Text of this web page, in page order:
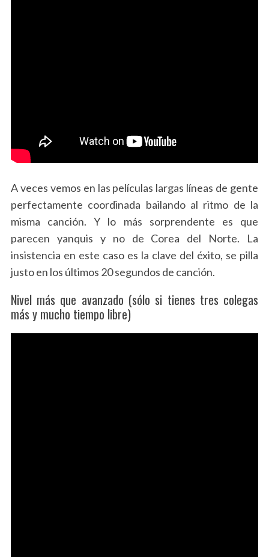
A veces vemos en las películas largas líneas de gente
perfectamente coordinada bailando al ritmo de la
misma canción. Y lo más sorprendente es que
parecen yanquis y no de Corea del Norte. La
insistencia en este caso es la clave del éxito, se pilla
justo en los últimos 20 segundos de canción.
Nivel más que avanzado (sólo si tienes tres colegas
más y mucho tiempo libre)